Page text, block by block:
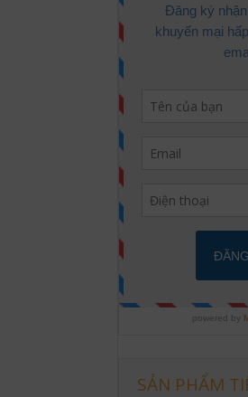
SẢN PHẨM